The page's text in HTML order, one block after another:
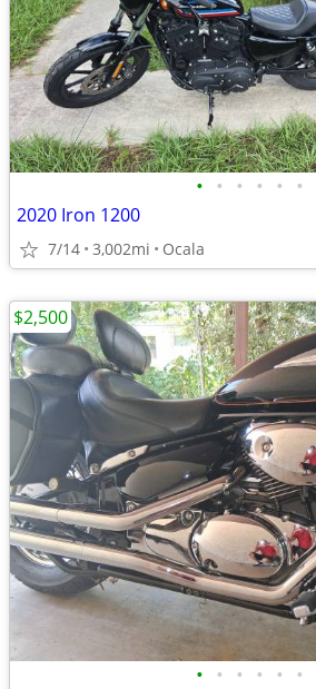
• • • • • •
2020 Iron 1200
7/14 3,002mi Ocala
• • • • • •
$2,500